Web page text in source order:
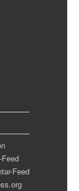
Feed